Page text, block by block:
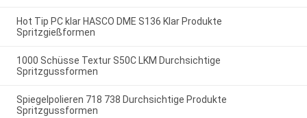
Hot Tip PC klar HASCO DME S136 Klar Produkte
Spritzgießformen
1000 Schüsse Textur S50C LKM Durchsichtige
Spritzgussformen
Spiegelpolieren 718 738 Durchsichtige Produkte
Spritzgussformen